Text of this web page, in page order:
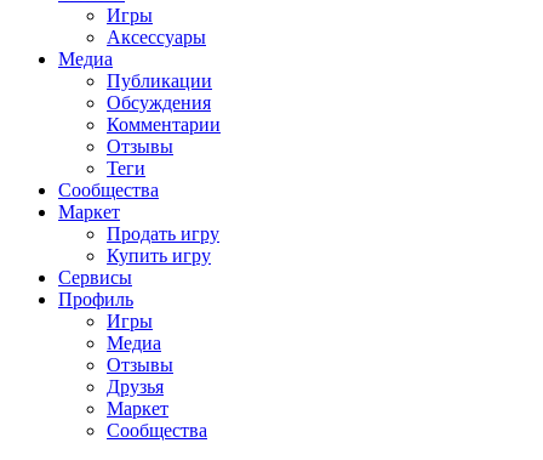
Игры
Аксессуары
Медиа
Публикации
Обсуждения
Комментарии
Отзывы
Теги
Сообщества
Маркет
Продать игру
Купить игру
Сервисы
Профиль
Игры
Медиа
Отзывы
Друзья
Маркет
Сообщества